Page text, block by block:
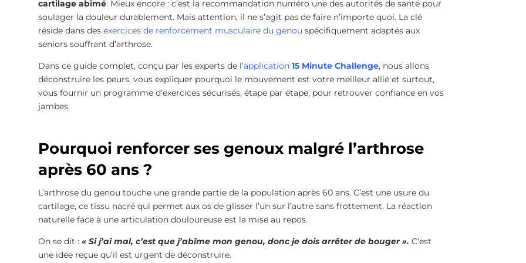
cartilage abîmé. Mieux encore : c’est la recommandation numéro une des autorités de santé pour
soulager la douleur durablement. Mais attention, il ne s’agit pas de faire n’importe quoi. La clé
réside dans des exercices de renforcement musculaire du genou spécifiquement adaptés aux
seniors souffrant d’arthrose.
Dans ce guide complet, conçu par les experts de l’application 15 Minute Challenge, nous allons
déconstruire les peurs, vous expliquer pourquoi le mouvement est votre meilleur allié et surtout,
vous fournir un programme d’exercices sécurisés, étape par étape, pour retrouver confiance en vos
jambes.
Pourquoi renforcer ses genoux malgré l’arthrose
après 60 ans ?
L’arthrose du genou touche une grande partie de la population après 60 ans. C’est une usure du
cartilage, ce tissu nacré qui permet aux os de glisser l’un sur l’autre sans frottement. La réaction
naturelle face à une articulation douloureuse est la mise au repos.
On se dit : « Si j’ai mal, c’est que j’abîme mon genou, donc je dois arrêter de bouger ». C’est
une idée reçue qu’il est urgent de déconstruire.